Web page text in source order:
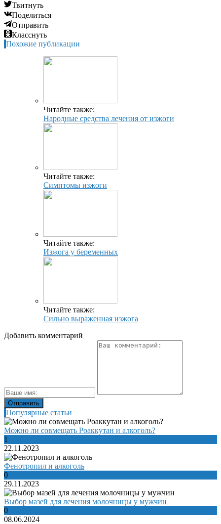
Твитнуть
Поделиться
Отправить
Класснуть
Похожие публикации
Читайте также:
Народные средства лечения от изжоги
Читайте также:
Симптомы изжоги
Читайте также:
Изжога у беременных
Читайте также:
Сильно выраженная изжога
Добавить комментарий
Популярные статьи
Можно ли совмещать Роаккутан и алкоголь?
1
22.11.2023
Фенотропил и алкоголь
0
29.11.2023
Выбор мазей для лечения молочницы у мужчин
0
08.06.2024